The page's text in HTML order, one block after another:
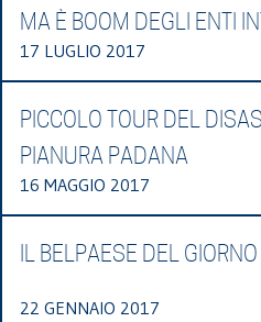
MA È BOOM DEGLI ENTI
17 LUGLIO 2017
PICCOLO TOUR DEL
PIANURA PADANA
16 MAGGIO 2017
IL BELPAESE DEL
22 GENNAIO 2017